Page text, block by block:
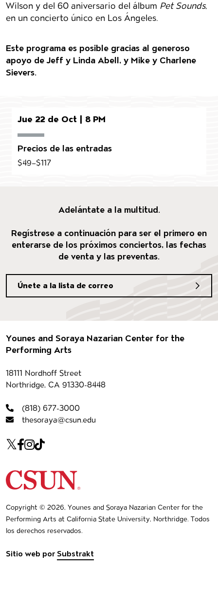
Wilson y del 60 aniversario del álbum Pet Sounds,
en un concierto único en Los Ángeles.
Este programa es posible gracias al generoso
apoyo de Jeff y Linda Abell, y Mike y Charlene
Sievers.
Jue 22 de Oct | 8 PM
Precios de las entradas
$49–$117
Adelántate a la multitud.
Regístrese a continuación para ser el primero en
enterarse de los próximos conciertos, las fechas
de venta y las preventas.
Únete a la lista de correo
Pie de página
Younes and Soraya Nazarian Center for the
Performing Arts
Información del contacto
18111 Nordhoff Street
Northridge, CA 91330-8448
(818) 677-3000
thesoraya@csun.edu
Our social Media
Twitter
Facebook
Instagram
Tiktok
Navegación de pie de página
Copyright © 2026, Younes and Soraya Nazarian Center for the
Performing Arts at California State University, Northridge. Todos
los derechos reservados.
Sitio web por Substrakt